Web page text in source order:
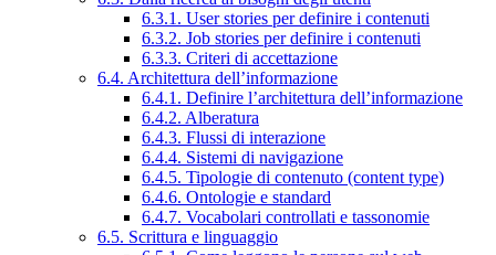
6.3.1. User stories per definire i contenuti
6.3.2. Job stories per definire i contenuti
6.3.3. Criteri di accettazione
6.4. Architettura dell’informazione
6.4.1. Definire l’architettura dell’informazione
6.4.2. Alberatura
6.4.3. Flussi di interazione
6.4.4. Sistemi di navigazione
6.4.5. Tipologie di contenuto (content type)
6.4.6. Ontologie e standard
6.4.7. Vocabolari controllati e tassonomie
6.5. Scrittura e linguaggio